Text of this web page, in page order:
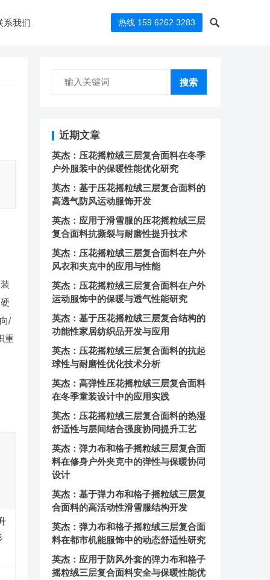
系我们 热线 159 6262 3283
/
重
搜索
近期文章
英杰：压花摇粒绒三层复合面料在冬季
户外服装中的保暖性能优化研究
英杰：基于压花摇粒绒三层复合面料的
高透气防风运动服饰开发
英杰：应用于滑雪服的压花摇粒绒三层
复合面料抗撕裂与耐磨性提升技术
英杰：压花摇粒绒三层复合面料在户外
风衣和夹克中的应用与性能
英杰：压花摇粒绒三层复合面料在户外
运动服饰中的保暖与透气性能研究
英杰：基于压花摇粒绒三层复合结构的
功能性家居纺织品开发与应用
英杰：压花摇粒绒三层复合面料的抗起
球性与耐磨性优化技术分析
英杰：高弹性压花摇粒绒三层复合面料
在冬季童装设计中的应用实践
英杰：压花摇粒绒三层复合面料的热湿
舒适性与层间结合强度协同提升工艺
英杰：弹力布和格子摇粒绒三层复合面
料在修身户外夹克中的弹性与保暖协同
设计
英杰：基于弹力布和格子摇粒绒三层复
合面料的高活动性滑雪服结构开发
英杰：弹力布和格子摇粒绒三层复合面
料在都市机能服饰中的动态舒适性研究
英杰：应用于防风外套的弹力布和格子
摇粒绒三层复合面料安全与保暖性能优